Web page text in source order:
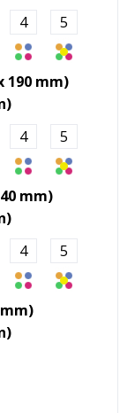
4 5
190 mm)
4 5
mm)
4 5